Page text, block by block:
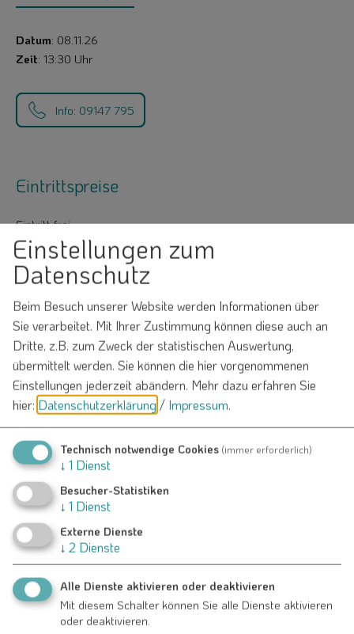
Datum: 08.11.26
Zeit: 13:30 Uhr
Info: 09147 795
Eintrittspreise
Eintritt frei
Möchten Sie von
OpenStreetMap/Leaflet
bereitgestellte externe Inhalte laden?
Ja Immer
Gasthaus Lehmeier
Familie Lehmeier
Marktplatz 14
91790 Nennslingen
Veranstalter
Einstellungen zum
Datenschutz
Beim Besuch unserer Website werden Informationen über
Sie verarbeitet. Mit Ihrer Zustimmung können diese auch an
Dritte, z.B. zum Zweck der statistischen Auswertung,
übermittelt werden. Sie können die hier vorgenommenen
Einstellungen jederzeit abändern. Mehr dazu erfahren Sie
hier: Datenschutzerklärung/ Impressum.
Technisch notwendige Cookies (immer erforderlich)
↓ 1 Dienst
Besucher-Statistiken
↓ 1 Dienst
Externe Dienste
↓ 2 Dienste
Alle Dienste aktivieren oder deaktivieren
Mit diesem Schalter können Sie alle Dienste aktivieren
oder deaktivieren.